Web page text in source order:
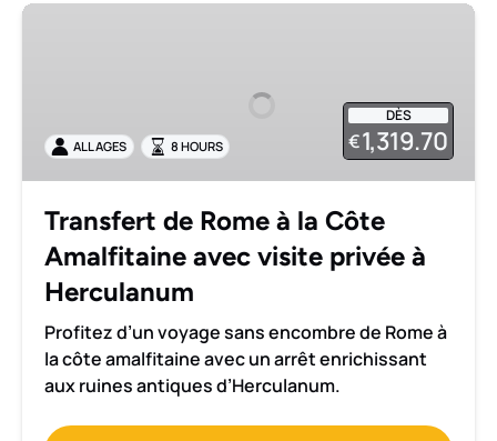
Transfert
Côte
Amalfitaine
visite
privée
Herculanum
DÈS
€1,319.70
ALL AGES 8 HOURS
Transfert de Rome à la Côte
Amalfitaine avec visite privée à
Herculanum
Profitez d’un voyage sans encombre de Rome à
la côte amalfitaine avec un arrêt enrichissant
aux ruines antiques d’Herculanum.